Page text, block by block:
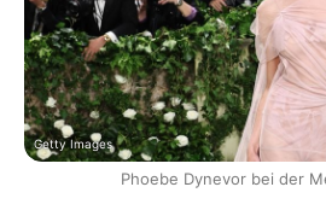
Getty Images
Phoebe Dynevor bei der